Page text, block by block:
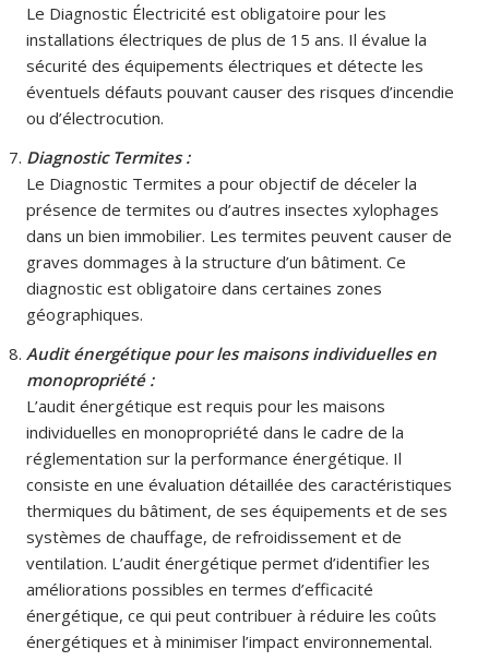
Le Diagnostic Électricité est obligatoire pour les
installations électriques de plus de 15 ans. Il évalue la
sécurité des équipements électriques et détecte les
éventuels défauts pouvant causer des risques d’incendie
ou d’électrocution.
Diagnostic Termites :
Le Diagnostic Termites a pour objectif de déceler la
présence de termites ou d’autres insectes xylophages
dans un bien immobilier. Les termites peuvent causer de
graves dommages à la structure d’un bâtiment. Ce
diagnostic est obligatoire dans certaines zones
géographiques.
Audit énergétique pour les maisons individuelles en
monopropriété :
L’audit énergétique est requis pour les maisons
individuelles en monopropriété dans le cadre de la
réglementation sur la performance énergétique. Il
consiste en une évaluation détaillée des caractéristiques
thermiques du bâtiment, de ses équipements et de ses
systèmes de chauffage, de refroidissement et de
ventilation. L’audit énergétique permet d’identifier les
améliorations possibles en termes d’efficacité
énergétique, ce qui peut contribuer à réduire les coûts
énergétiques et à minimiser l’impact environnemental.